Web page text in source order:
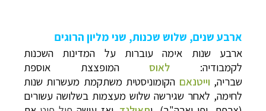
ארבע שנים, שלוש שכנות, שני מליון הרוגים
ארבע שנות אימה עוברות על המדינות השכנות
לקמבודיה: לאוס המופצצת אוספת
שבריה, וייטנאם הקומוניסטית משתקמת מעשרות שנות
לחימה, לאחר שגירשה שלוש מעצמות בשלושה עשורים